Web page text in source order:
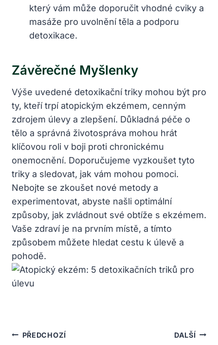
který vám může doporučit vhodné cviky a
masáže pro uvolnění těla a podporu
detoxikace.
Závěrečné Myšlenky
Výše uvedené detoxikační triky mohou být pro
ty, kteří trpí atopickým ekzémem, cenným
zdrojem úlevy a zlepšení. Důkladná péče o
tělo a správná životospráva mohou hrát
klíčovou roli v boji proti chronickému
onemocnění. Doporučujeme vyzkoušet tyto
triky a sledovat, jak vám mohou pomoci.
Nebojte se zkoušet nové metody a
experimentovat, abyste našli optimální
způsoby, jak zvládnout své obtíže s ekzémem.
Vaše zdraví je na prvním místě, a tímto
způsobem můžete hledat cestu k úlevě a
pohodě.
Navigace
PŘEDCHOZÍ DALŠÍ